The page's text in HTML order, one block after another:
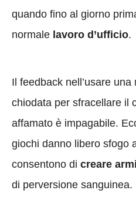
quando fino al giorno
normale lavoro d’ufficio.
Il feedback nell’usare
chiodata per sfracellare il
affamato è impagabile.
giochi danno libero sfogo
consentono di creare armi
di perversione sanguinea.